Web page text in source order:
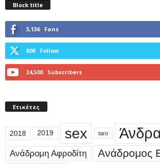
Block title
3,136 Fans
800 Follow
24,500 Subscribers
Ετικέτες
2018 2019 sex taro
Ανάδρομη Αφροδίτη Ανάδρομος